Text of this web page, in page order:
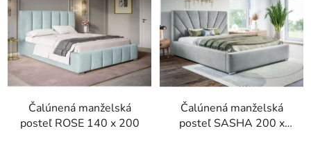
Čalúnená manželská
posteľ ROSE 140 x 200
Čalúnená manželská
posteľ SASHA 200 x